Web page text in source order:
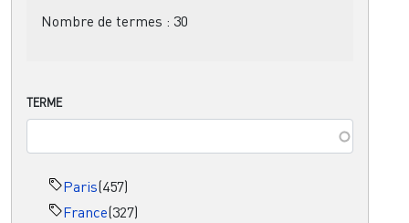
Nombre de termes : 30
TERME
Paris(457)
France(327)